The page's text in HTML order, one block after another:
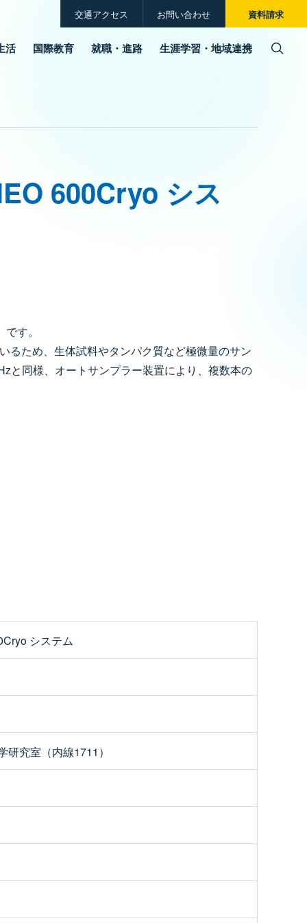
交通アクセス お問い合わせ 資料請求
活 国際教育 就職・進路 生涯学習・地域連携
600Cryo シス
す。
るため、生体試料やタンパク質など極微量のサン
と同様、オートサンプラー装置により、複数本の
システム
究室（内線1711）